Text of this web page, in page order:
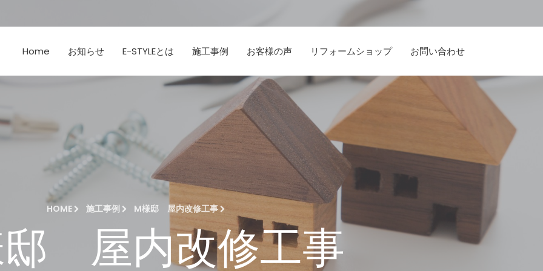
Home お知らせ E-STYLEとは 施工事例 お客様の声 リフォームショップ お問い合わせ
HOME 施工事例 M様邸 屋内改修工事
屋内改修工事